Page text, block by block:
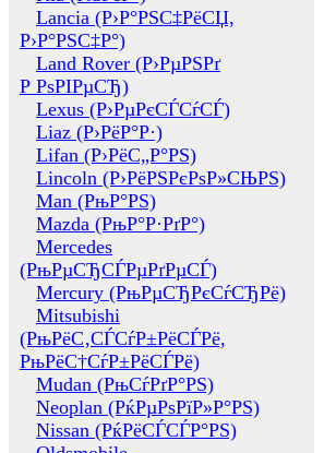
Lancia (Р›Р°РЅС‡РёСЏ,
Р›Р°РЅС‡Р°)
Land Rover (Р›РµРЅРґ
Р РѕРІРµСЂ)
Lexus (Р›РµРєСЃСѓСЃ)
Liaz (Р›РёР°Р·)
Lifan (Р›РёС„Р°РЅ)
Lincoln (Р›РёРЅРєРѕР»СЊРЅ)
Man (РњР°РЅ)
Mazda (РњР°Р·РґР°)
Mercedes
(РњРµСЂСЃРµРґРµСЃ)
Mercury (РњРµСЂРєСѓСЂРё)
Mitsubishi
(РњРёС‚СЃСѓР±РёСЃРё,
РњРёС†СѓР±РёСЃРё)
Mudan (РњСѓРґР°РЅ)
Neoplan (РќРµРѕРїР»Р°РЅ)
Nissan (РќРёСЃСЃР°РЅ)